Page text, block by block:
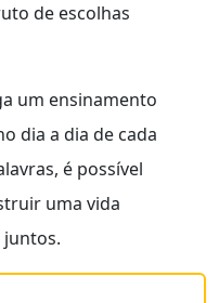
de escolhas
um ensinamento
dia a dia de cada
é possível
uma vida